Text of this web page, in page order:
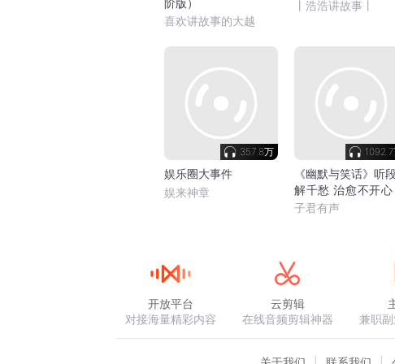
喜欢讲故事的大越
丨浩浩讲故事丨
357.8万
娱乐圈大事件
娱来神章
《幽默与笑话》听
解千愁 治愈不开心
分钟笑话
子君有声
开放平台
对接海量精彩内容
云剪辑
在线音频剪辑神器
兼职